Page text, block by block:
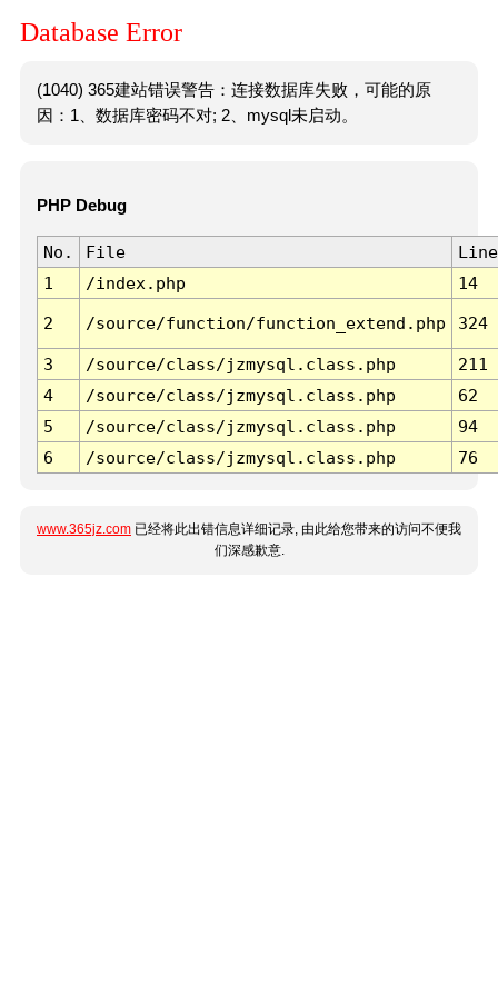
Database Error
(1040) 365建站错误警告：连接数据库失败，可能的原
因：1、数据库密码不对; 2、mysql未启动。
PHP Debug
No. File
Line
1
/index.php 14
2 /source/function/function_extend.php 324
3 /source/class/jzmysql.class.php
211
4
/source/class/jzmysql.class.php
62
5
/source/class/jzmysql.class.php
94
6
/source/class/jzmysql.class.php 76
www.365jz.com 已经将此出错信息详细记录, 由此给您带来的访问不便我
们深感歉意.